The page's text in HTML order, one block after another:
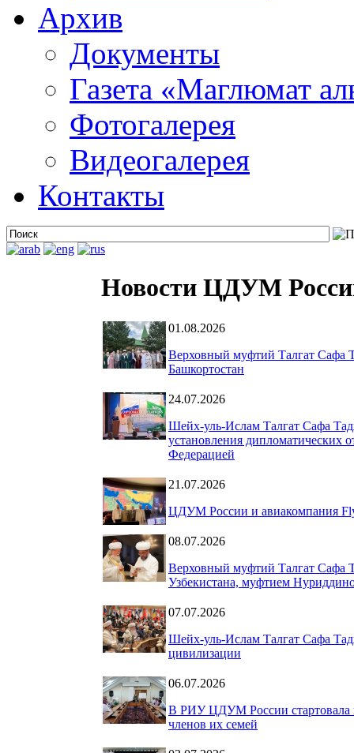
Архив
Документы
Газета «Маглюмат
Фотогалерея
Видеогалерея
Контакты
Новости ЦДУМ
01.08.2026
Верховный муфтий Талгат Сафа
Башкортостан
24.07.2026
Шейх-уль-Ислам Талгат Сафа
установления дипломатических
Федерацией
21.07.2026
ЦДУМ России и авиакомпания
08.07.2026
Верховный муфтий Талгат Сафа
Узбекистана, муфтием
07.07.2026
Шейх-уль-Ислам Талгат Сафа
цивилизации
06.07.2026
В РИУ ЦДУМ России стартовала
членов их семей